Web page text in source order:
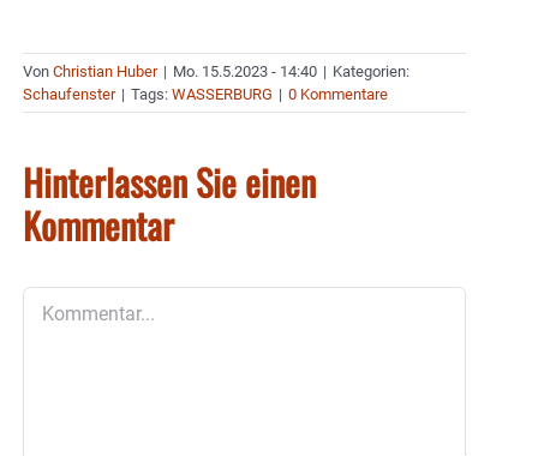
Von Christian Huber | Mo. 15.5.2023 - 14:40 | Kategorien:
Schaufenster | Tags: WASSERBURG | 0 Kommentare
Hinterlassen Sie einen
Kommentar